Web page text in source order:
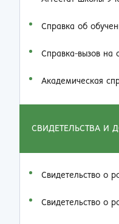
Справка об
Справка-вызов на
Академическая
СВИДЕТЕЛЬСТВА И
Свидетельство о
Свидетельство о